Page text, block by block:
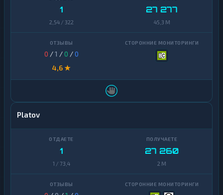
1
2,54 / 322
27 277
45,3 M
0 /1 /0 /0
4,6 ★
Platov
1
1 / 73,4
27 260
2 M